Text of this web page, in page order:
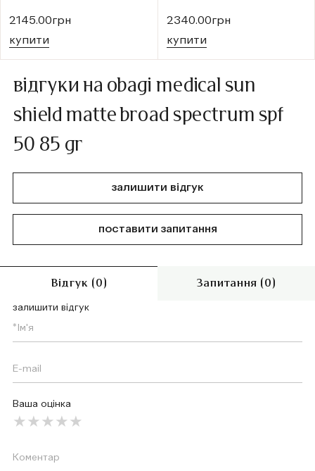
2145.00грн
купити
2340.00грн
купити
відгуки на obagi medical sun
shield matte broad spectrum spf
50 85 gr
залишити відгук
поставити запитання
Відгук (0) Запитання (0)
залишити відгук
Ваша оцінка